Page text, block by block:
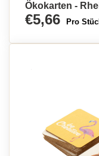
Ökokarten -
€5,66 Pro